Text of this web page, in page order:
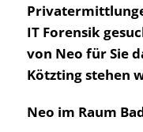
IT Forensik
von Neo für Sie
Kötzting stehen
Neo im Raum